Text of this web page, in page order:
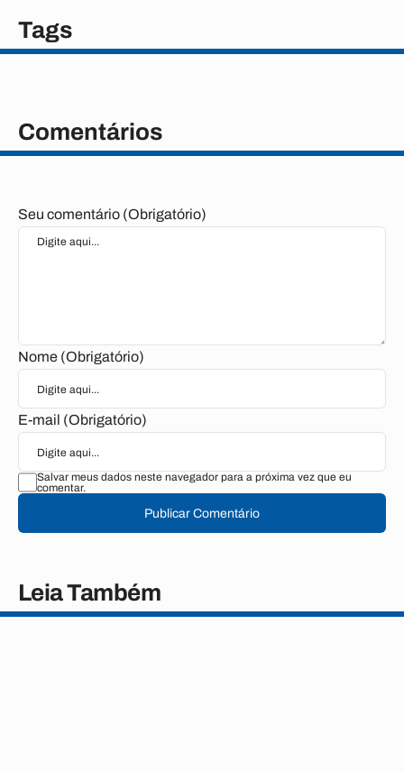
Tags
Comentários
Seu comentário (Obrigatório)
Nome (Obrigatório)
E-mail (Obrigatório)
Salvar meus dados neste navegador para a próxima vez que eu
comentar.
Publicar Comentário
Leia Também